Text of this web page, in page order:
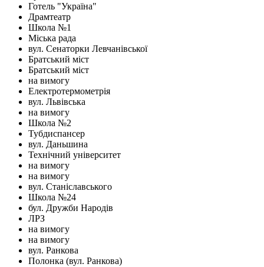
Готель "Україна"
Драмтеатр
Школа №1
Міська рада
вул. Сенаторки Левчанівської
Братський міст
Братський міст
на вимогу
Електротермометрія
вул. Львівська
на вимогу
Школа №2
Тубдиспансер
вул. Даньшина
Технічний університет
на вимогу
на вимогу
вул. Станіславського
Школа №24
бул. Дружби Народів
ЛРЗ
на вимогу
на вимогу
вул. Ранкова
Полонка (вул. Ранкова)